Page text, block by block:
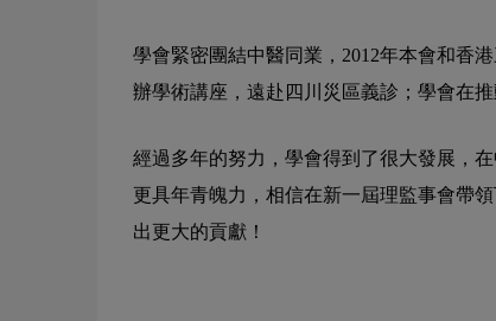
學會緊密團結中醫同業，2012年本會和香
辦學術講座，遠赴四川災區義診；學會在
經過多年的努力，學會得到了很大發展，
更具年青魄力，相信在新一屆理監事會帶
出更大的貢獻！